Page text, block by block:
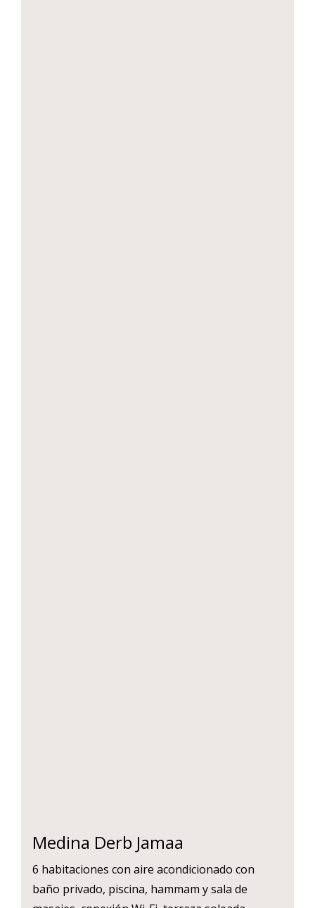
Medina Derb Jamaa
6 habitaciones con aire acondicionado con
baño privado, piscina, hammam y sala de